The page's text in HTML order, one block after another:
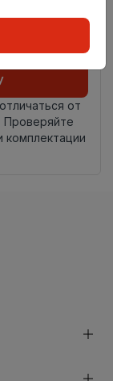
от
Проверяйте
комплектации